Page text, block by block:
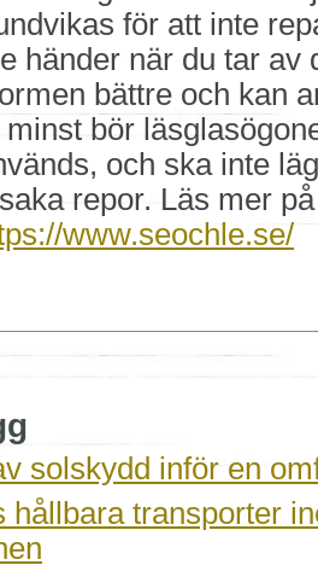
för att inte
händer när du tar av
bättre och kan
bör
och ska inte
repor. Läs mer
www.seochle.se/
solskydd inför en
hållbara transporter